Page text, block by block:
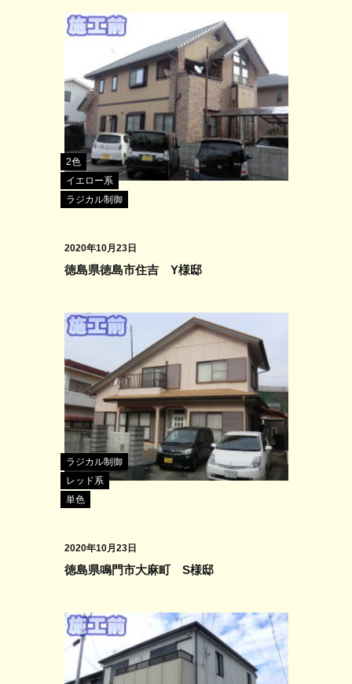
2色
イエロー系
ラジカル制御
2020年10月23日
徳島県徳島市住吉 Y様邸
ラジカル制御
レッド系
単色
2020年10月23日
徳島県鳴門市大麻町 S様邸